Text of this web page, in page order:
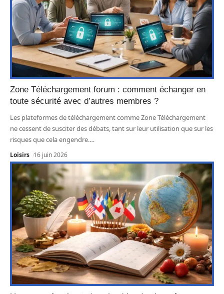
Zone Téléchargement forum : comment échanger en
toute sécurité avec d’autres membres ?
Les plateformes de téléchargement comme Zone Téléchargement
ne cessent de susciter des débats, tant sur leur utilisation que sur les
risques que cela engendre.…
Loisirs 16 juin 2026